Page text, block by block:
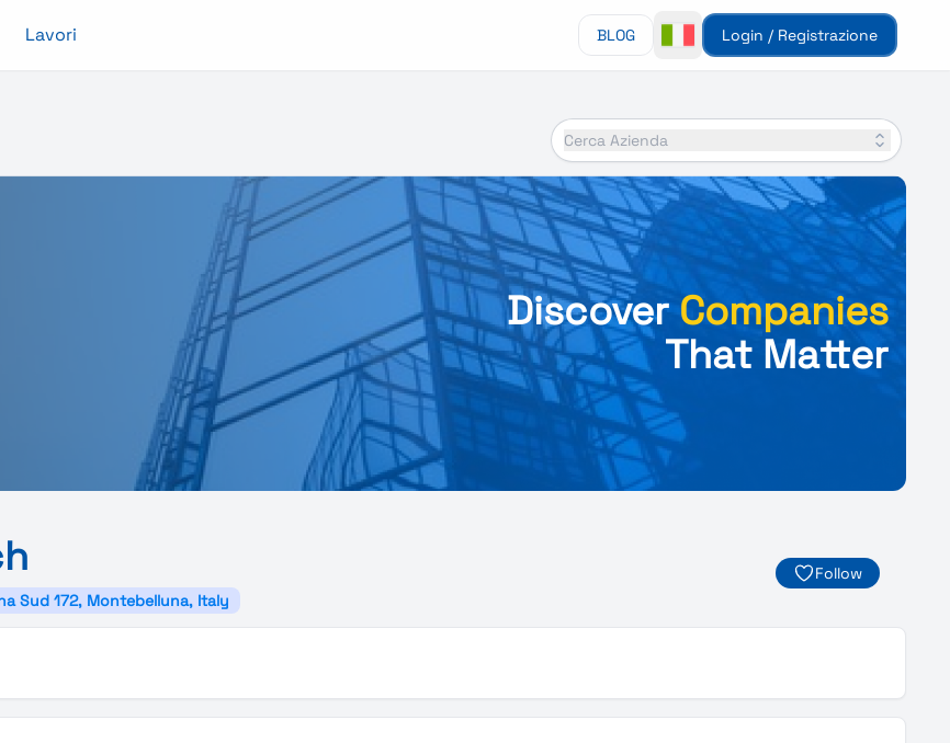
Lavori BLOG Login / Registrazione
Cerca Azienda
DiscoverCompanies
That Matter
Sud 172, Montebelluna, Italy
Follow